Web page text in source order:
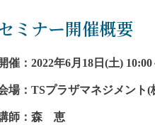
ミナー開催概要
催：2022年6月18日(土) 10:00
場：TSプラザマネジメント(
師：森 恵